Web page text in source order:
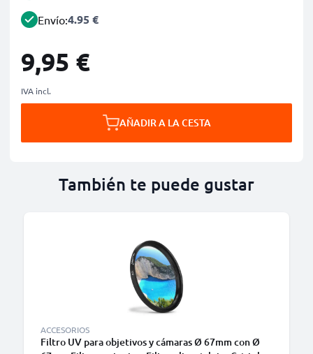
Envío:4.95 €
9,95 €
IVA incl.
AÑADIR A LA CESTA
También te puede gustar
ACCESORIOS
Filtro UV para objetivos y cámaras Ø 67mm con Ø